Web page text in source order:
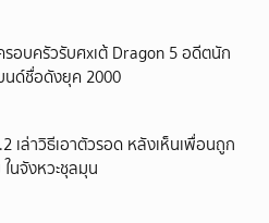
รอบครัวรับศxเต้ Dragon 5 อดีตนัก
นด์ชื่อดังยุค 2000
เล่าวิธีเอาตัวรอด หลังเห็นเพื่อนถูก
นจังหวะชุลมุน